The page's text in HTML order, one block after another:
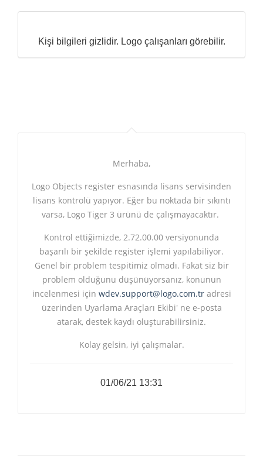
Kişi bilgileri gizlidir. Logo çalışanları görebilir.
Merhaba,
Logo Objects register esnasında lisans servisinden
lisans kontrolü yapıyor. Eğer bu noktada bir sıkıntı
varsa, Logo Tiger 3 ürünü de çalışmayacaktır.
Kontrol ettiğimizde, 2.72.00.00 versiyonunda
başarılı bir şekilde register işlemi yapılabiliyor.
Genel bir problem tespitimiz olmadı. Fakat siz bir
problem olduğunu düşünüyorsanız, konunun
incelenmesi için wdev.support@logo.com.tradresi
üzerinden Uyarlama Araçları Ekibi' ne e-posta
atarak, destek kaydı oluşturabilirsiniz.
Kolay gelsin, iyi çalışmalar.
01/06/21 13:31